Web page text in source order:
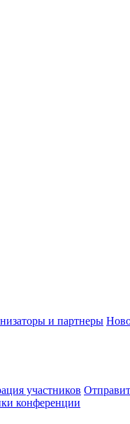
и партнеры
участников
конференции